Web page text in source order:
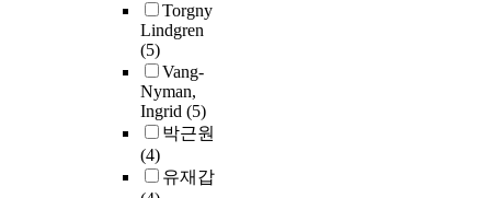
Torgny
Lindgren
(5)
Vang-
Nyman,
Ingrid (5)
박근원
(4)
유재갑